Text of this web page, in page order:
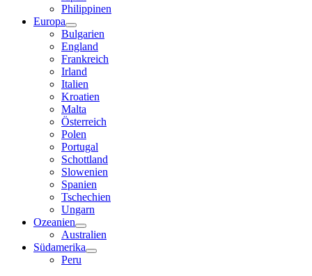
Philippinen
Europa
Bulgarien
England
Frankreich
Irland
Italien
Kroatien
Malta
Österreich
Polen
Portugal
Schottland
Slowenien
Spanien
Tschechien
Ungarn
Ozeanien
Australien
Südamerika
Peru